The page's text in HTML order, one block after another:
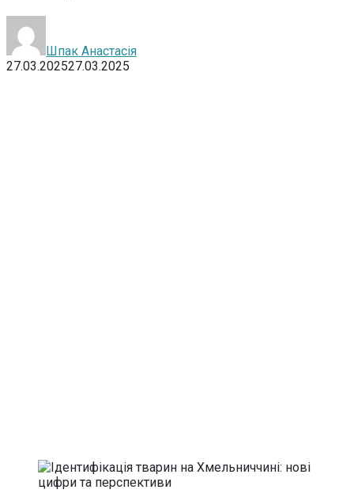
Шпак Анастасія
27.03.202527.03.2025